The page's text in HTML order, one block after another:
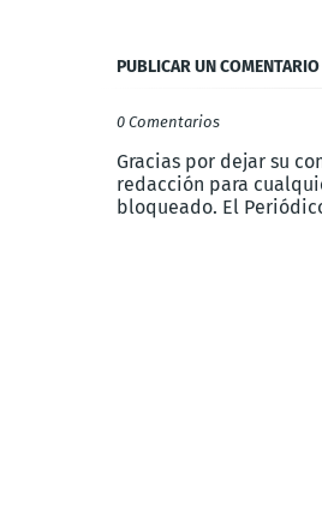
PUBLICAR UN COMENTARIO
0 Comentarios
Gracias por dejar su
redacción para
bloqueado. El